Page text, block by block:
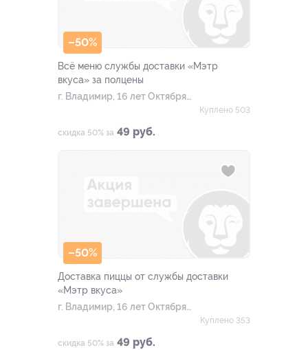
–50%
Всё меню службы доставки «Мэтр
вкуса» за полцены
г. Владимир, 16 лет Октября
скидка 50% за 49 руб.
Куплено 503
–50%
Доставка пиццы от службы доставки
«Мэтр вкуса»
г. Владимир, 16 лет Октября
скидка 50% за 49 руб.
Куплено 353